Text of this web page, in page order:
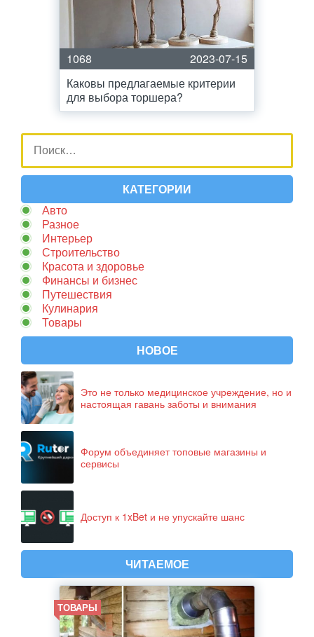
1068
2023-07-15
Каковы предлагаемые критерии
для выбора торшера?
КАТЕГОРИИ
Авто
Разное
Интерьер
Строительство
Красота и здоровье
Финансы и бизнес
Путешествия
Кулинария
Товары
НОВОЕ
Это не только медицинское учреждение, но и
настоящая гавань заботы и внимания
Форум объединяет топовые магазины и
сервисы
Доступ к 1xBet и не упускайте шанс
ЧИТАЕМОЕ
ТОВАРЫ